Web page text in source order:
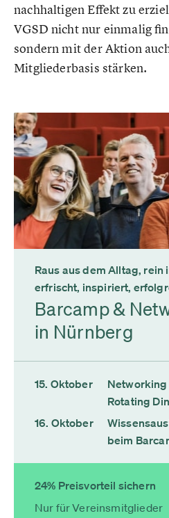
nachhaltigen Effekt zu
VGSD nicht nur einmalig
sondern mit der Aktion
Mitgliederbasis stärken.
Raus aus dem Alltag,
erfrischt, inspiriert,
Barcamp &
in Nürnberg
15. Oktober
Networking
Rotating
16. Oktober
beim
24% Preisvorteil sichern
Nur für Vereinsmitglieder